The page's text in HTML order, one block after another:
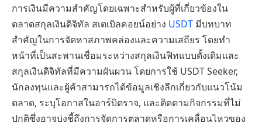
การเงินมีความสำคัญโดยเฉพาะสำหรับผู้ที่เกี่ยวข้องใน
ตลาดสกุลเงินดิจิทัล สเตเบิลคอยน์อย่าง USDT มีบทบาท
สำคัญในการจัดหาสภาพคล่องและความเสถียร โดยทำ
หน้าที่เป็นสะพานเชื่อมระหว่างสกุลเงินฟิทแบบดั้งเดิมและ
สกุลเงินดิจิทัลที่มีความผันผวน โดยการใช้ USDT Seeker,
นักลงทุนและผู้ค้าสามารถได้ข้อมูลเชิงลึกเกี่ยวกับแนวโน้ม
ตลาด, ระบุโอกาสในอาร์บิตราจ, และติดตามกิจกรรมที่ไม่
ปกติซึ่งอาจบ่งชี้ถึงการจัดการตลาดหรือการเคลื่อนไหวของ